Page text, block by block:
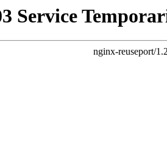
Service
nginx-reuseport/